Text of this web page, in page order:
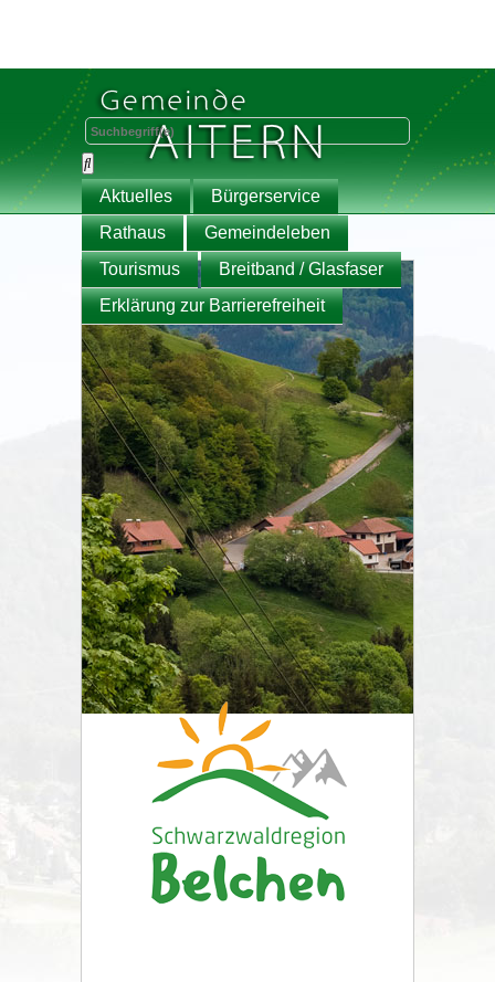
Aktuelles
Bürgerservice
Rathaus
Gemeindeleben
Tourismus
Breitband / Glasfaser
Erklärung zur Barrierefreiheit